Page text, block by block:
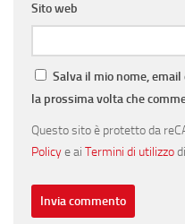
Sito web
Salva il mio nome,
la prossima volta che
Questo sito è protetto da
Policye ai Termini di utilizzo